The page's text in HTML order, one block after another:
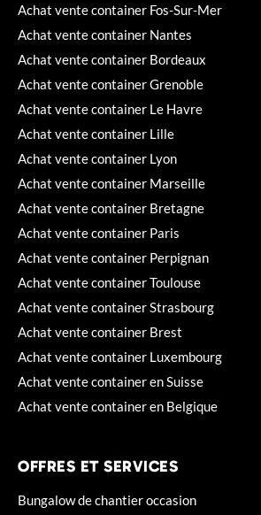
Achat vente container Fos-Sur-Mer
Achat vente container Nantes
Achat vente container Bordeaux
Achat vente container Grenoble
Achat vente container Le Havre
Achat vente container Lille
Achat vente container Lyon
Achat vente container Marseille
Achat vente container Bretagne
Achat vente container Paris
Achat vente container Perpignan
Achat vente container Toulouse
Achat vente container Strasbourg
Achat vente container Brest
Achat vente container Luxembourg
Achat vente container en Suisse
Achat vente container en Belgique
OFFRES ET SERVICES
Bungalow de chantier occasion